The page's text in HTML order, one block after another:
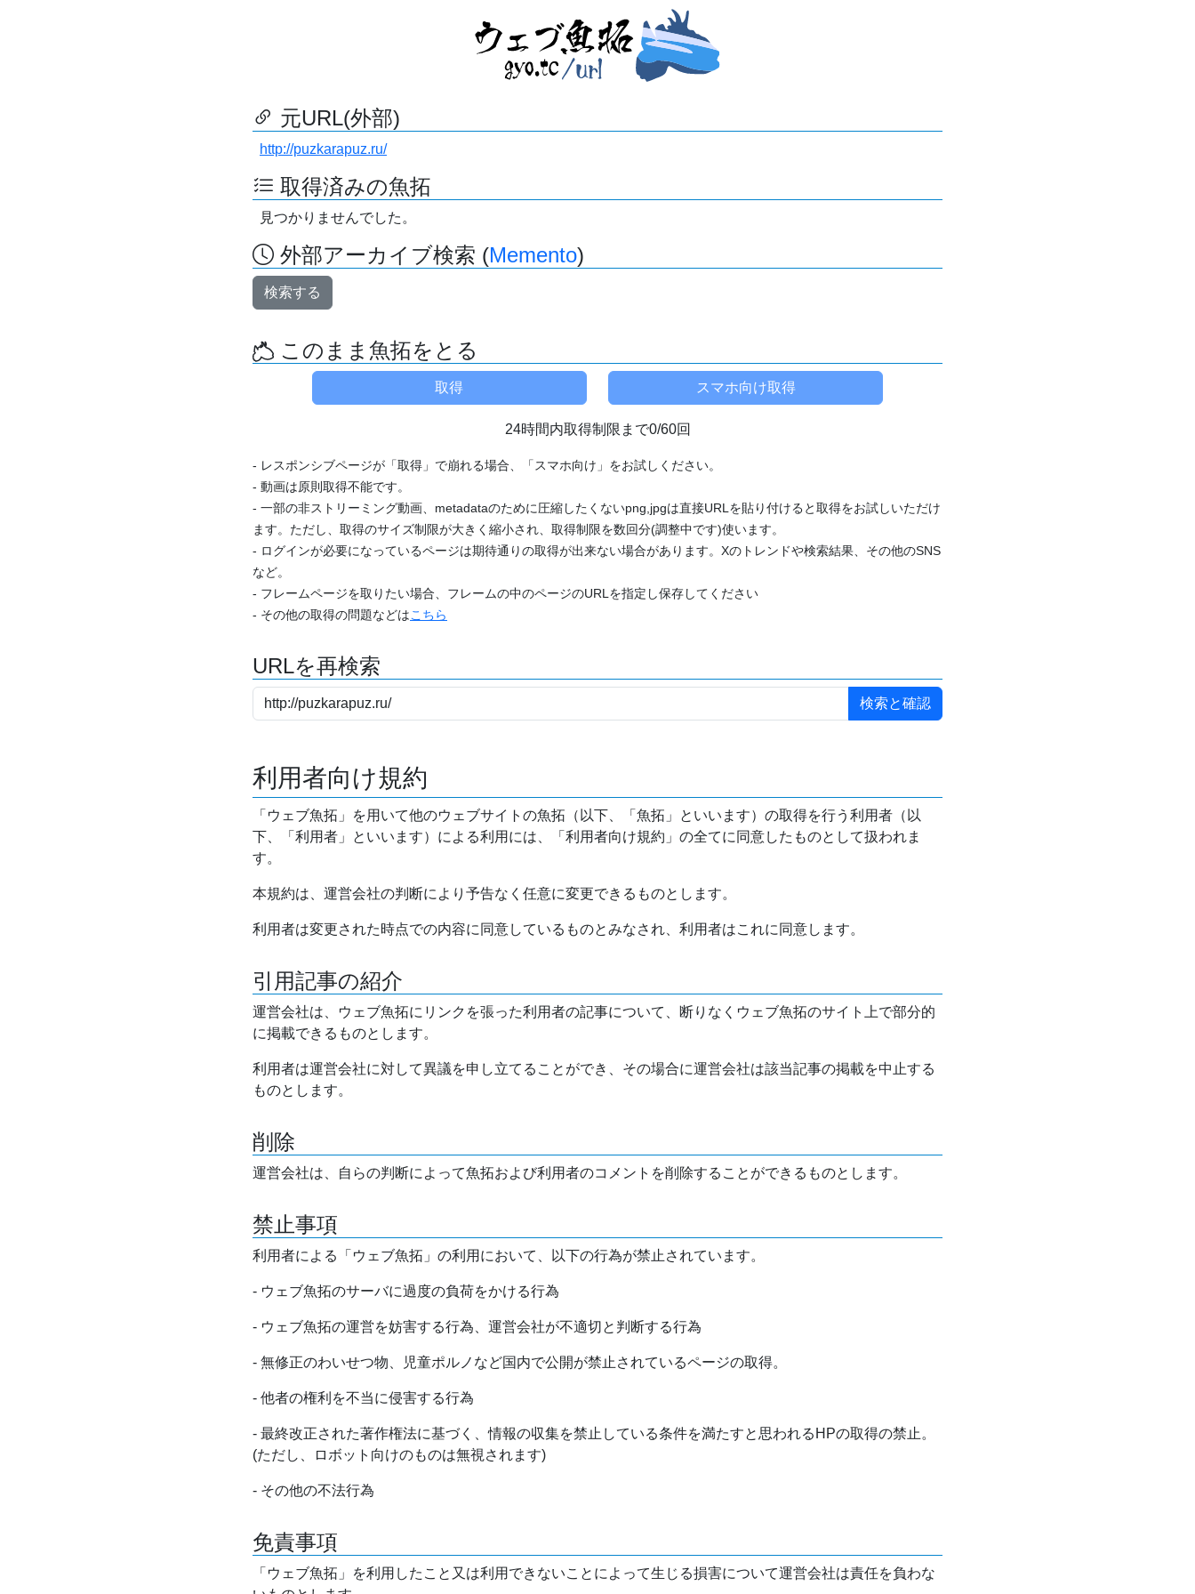
元URL(外部)
http://puzkarapuz.ru/
取得済みの魚拓
見つかりませんでした。
外部アーカイブ検索 (Memento)
検索する
このまま魚拓をとる
24時間内取得制限まで0/60回
- レスポンシブページが「取得」で崩れる場合、「スマホ向け」をお試しください。
- 動画は原則取得不能です。
- 一部の非ストリーミング動画、metadataのために圧縮したくないpng,jpgは直接URLを貼り付けると取得をお試しいただけ
ます。ただし、取得のサイズ制限が大きく縮小され、取得制限を数回分(調整中です)使います。
- ログインが必要になっているページは期待通りの取得が出来ない場合があります。Xのトレンドや検索結果、その他のSNS
など。
- フレームページを取りたい場合、フレームの中のページのURLを指定し保存してください
- その他の取得の問題などはこちら
URLを再検索
利用者向け規約
「ウェブ魚拓」を用いて他のウェブサイトの魚拓（以下、「魚拓」といいます）の取得を行う利用者（以
下、「利用者」といいます）による利用には、「利用者向け規約」の全てに同意したものとして扱われま
す。
本規約は、運営会社の判断により予告なく任意に変更できるものとします。
利用者は変更された時点での内容に同意しているものとみなされ、利用者はこれに同意します。
引用記事の紹介
運営会社は、ウェブ魚拓にリンクを張った利用者の記事について、断りなくウェブ魚拓のサイト上で部分的
に掲載できるものとします。
利用者は運営会社に対して異議を申し立てることができ、その場合に運営会社は該当記事の掲載を中止する
ものとします。
削除
運営会社は、自らの判断によって魚拓および利用者のコメントを削除することができるものとします。
禁止事項
利用者による「ウェブ魚拓」の利用において、以下の行為が禁止されています。
- ウェブ魚拓のサーバに過度の負荷をかける行為
- ウェブ魚拓の運営を妨害する行為、運営会社が不適切と判断する行為
- 無修正のわいせつ物、児童ポルノなど国内で公開が禁止されているページの取得。
- 他者の権利を不当に侵害する行為
- 最終改正された著作権法に基づく、情報の収集を禁止している条件を満たすと思われるHPの取得の禁止。
(ただし、ロボット向けのものは無視されます)
- その他の不法行為
免責事項
「ウェブ魚拓」を利用したこと又は利用できないことによって生じる損害について運営会社は責任を負わな